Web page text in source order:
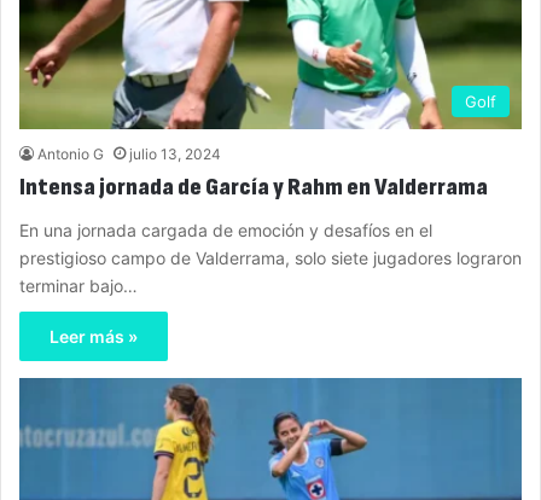
Golf
Antonio G julio 13, 2024
Intensa jornada de García y Rahm en Valderrama
En una jornada cargada de emoción y desafíos en el
prestigioso campo de Valderrama, solo siete jugadores lograron
terminar bajo…
Leer más »